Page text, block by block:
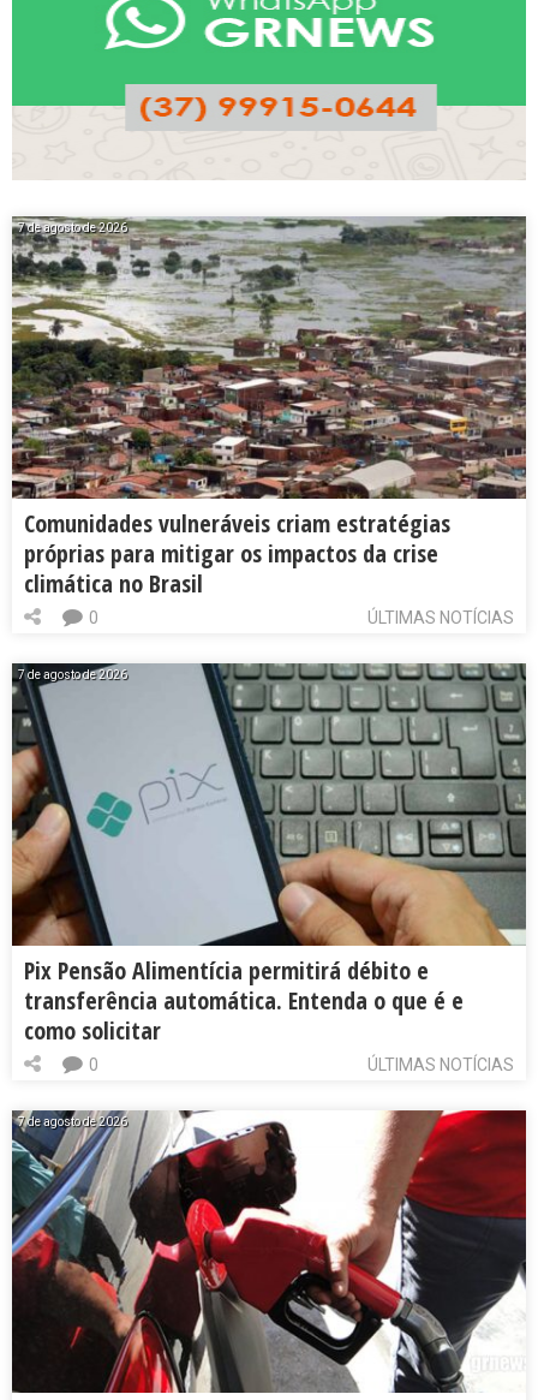
7 de agosto de 2026
Comunidades vulneráveis criam estratégias
próprias para mitigar os impactos da crise
climática no Brasil
ÚLTIMAS NOTÍCIAS
0
7 de agosto de 2026
Pix Pensão Alimentícia permitirá débito e
transferência automática. Entenda o que é e
como solicitar
ÚLTIMAS NOTÍCIAS
0
7 de agosto de 2026